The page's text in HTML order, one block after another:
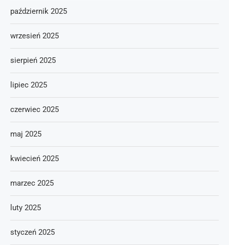
październik 2025
wrzesień 2025
sierpień 2025
lipiec 2025
czerwiec 2025
maj 2025
kwiecień 2025
marzec 2025
luty 2025
styczeń 2025